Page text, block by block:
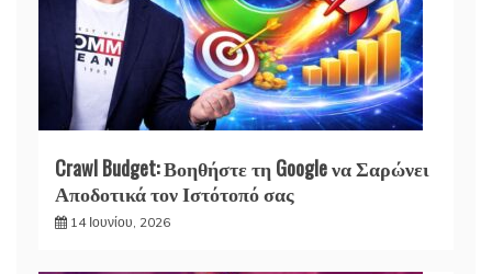
Crawl Budget: Βοηθήστε τη Google να Σαρώνει
Αποδοτικά τον Ιστότοπό σας
14 Ιουνίου, 2026